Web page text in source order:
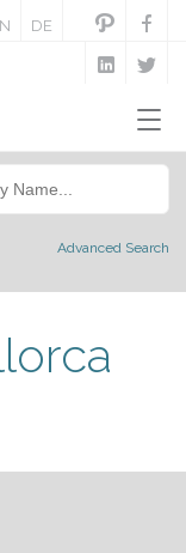
DE
Advanced Search